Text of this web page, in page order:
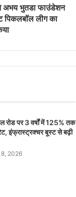
अभय भुतडा फाउंडेशन
लीग का
रोड पर 3 वर्षों में 125% तक
इंफ्रास्ट्रक्चर बूस्ट से बढ़ी
2026